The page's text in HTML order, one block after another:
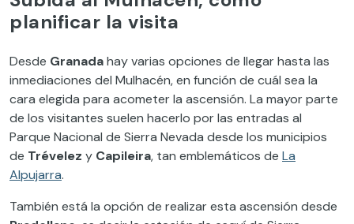
planificar la visita
Desde Granadahay varias opciones de llegar hasta las
inmediaciones del Mulhacén, en función de cuál sea la
cara elegida para acometer la ascensión. La mayor parte
de los visitantes suelen hacerlo por las entradas al
Parque Nacional de Sierra Nevada desde los municipios
de Trévelez y Capileira, tan emblemáticos de La
Alpujarra.
También está la opción de realizar esta ascensión desde